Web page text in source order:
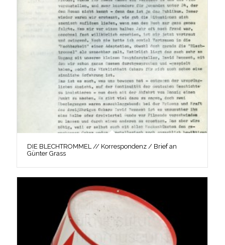
DIE BLECHTROMMEL // Korrespondenz / Brief an
Günter Grass